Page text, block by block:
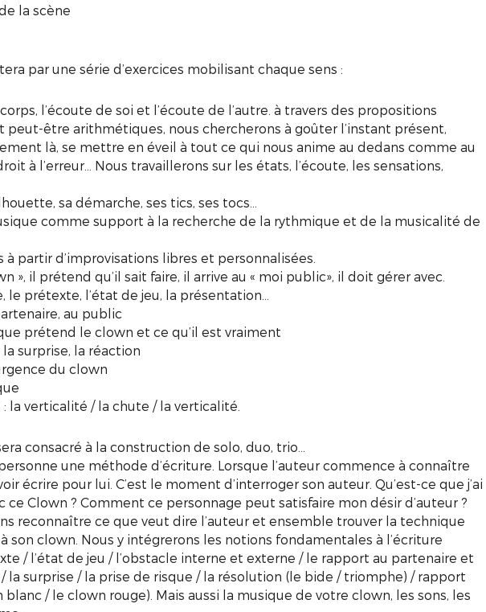
la scène
par une série d’exercices mobilisant chaque sens :
l’écoute de soi et l’écoute de l’autre. à travers des propositions
peut-être arithmétiques, nous chercherons à goûter l’instant présent,
là, se mettre en éveil à tout ce qui nous anime au dedans comme au
à l’erreur... Nous travaillerons sur les états, l’écoute, les sensations,
sa démarche, ses tics, ses tocs…
comme support à la recherche de la rythmique et de la musicalité de
à partir d’improvisations libres et personnalisées.
», il prétend qu’il sait faire, il arrive au « moi public», il doit gérer avec.
le prétexte, l’état de jeu, la présentation...
au public
prétend le clown et ce qu’il est vraiment
surprise, la réaction
du clown
la verticalité / la chute / la verticalité.
consacré à la construction de solo, duo, trio…
une méthode d’écriture. Lorsque l’auteur commence à connaître
écrire pour lui. C’est le moment d’interroger son auteur. Qu’est-ce que j’ai
ce Clown ? Comment ce personnage peut satisfaire mon désir d’auteur ?
reconnaître ce que veut dire l’auteur et ensemble trouver la technique
son clown. Nous y intégrerons les notions fondamentales à l’écriture
/ l’état de jeu / l’obstacle interne et externe / le rapport au partenaire et
la surprise / la prise de risque / la résolution (le bide / triomphe) / rapport
/ le clown rouge). Mais aussi la musique de votre clown, les sons, les